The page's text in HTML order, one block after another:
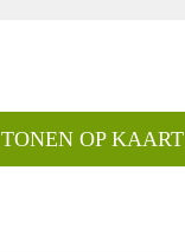
TONEN OP KAART